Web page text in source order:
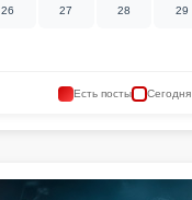
26 27 28 29
Есть посты Сегодня